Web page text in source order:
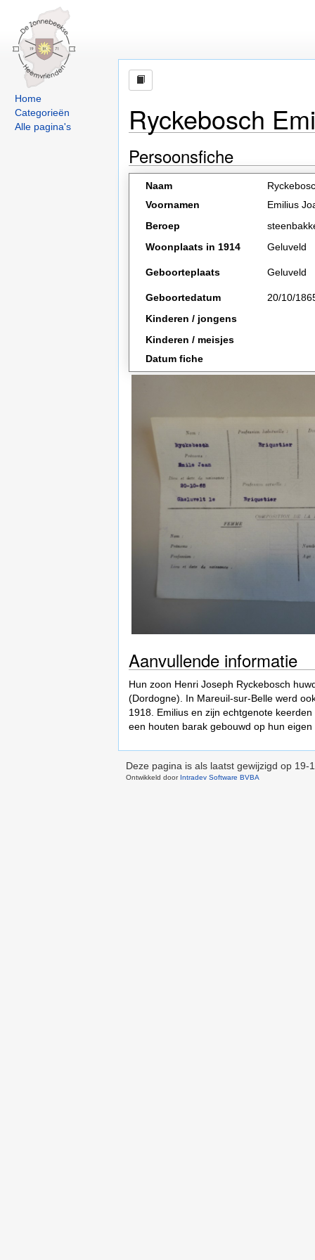
Home
Categorieën
Alle pagina's
Ryckebosch
Persoonsfiche
Naam
Voornamen
Emilius
Beroep
Woonplaats in 1914
Geluveld
Geboorteplaats Geluveld
Geboortedatum
20/10/
Kinderen / jongens
Kinderen / meisjes
Datum fiche
Aanvullende informatie
Hun zoon Henri Joseph Ryckebosch
(Dordogne). In Mareuil-sur-Belle werd
1918. Emilius en zijn echtgenote
een houten barak gebouwd op hun
Deze pagina is als laatst gewijzigd op 19-
Ontwikkeld door Intradev Software BVBA